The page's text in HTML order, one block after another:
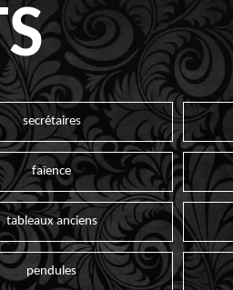
secrétaires
faïence
tableaux anciens
pendules